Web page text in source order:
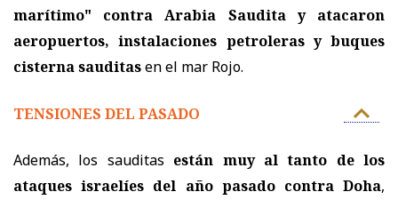
marítimo" contra Arabia Saudita y atacaron
aeropuertos, instalaciones petroleras y buques
cisterna sauditasen el mar Rojo.
TENSIONES DEL PASADO
Además, los sauditas están muy al tanto de los
ataques israelíes del año pasado contra Doha,